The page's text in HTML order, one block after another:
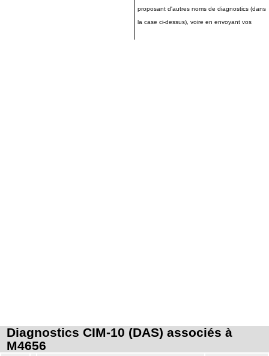
proposant d'autres noms de diagnostics (dans
la case ci-dessus), voire en envoyant vos
Diagnostics CIM-10 (DAS) associés à
M4656